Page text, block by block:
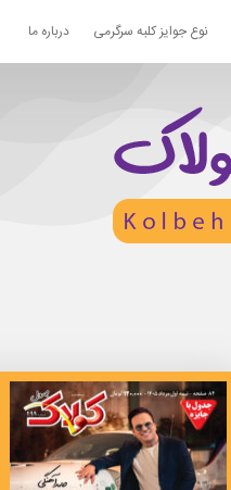
نوع جوایز کلبه سرگرمی درباره ما